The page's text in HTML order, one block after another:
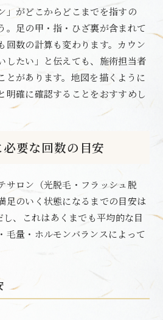
」がどこからどこまでを指すの
。足の甲・指・ひざ裏が含まれて
回数の計算も変わります。カウン
したい」と伝えても、施術担当者
とがあります。地図を描くように
明確に確認することをおすすめし
要な回数の目安
サロン（光脱毛・フラッシュ脱
足のいく状態になるまでの目安は
し、これはあくまでも平均的な目
毛量・ホルモンバランスによって